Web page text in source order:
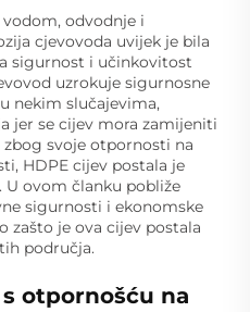
odvodnje i
cjevovoda uvijek je bila
sigurnost i učinkovitost
uzrokuje sigurnosne
nekim slučajevima,
jer se cijev mora zamijeniti
svoje otpornosti na
HDPE cijev postala je
U ovom članku pobliže
sigurnosti i ekonomske
zašto je ova cijev postala
područja.
otpornošću na